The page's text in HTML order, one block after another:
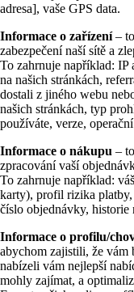
adresa], vaše GPS data.
Informace o zařízení–
zabezpečení naší sítě a
To zahrnuje například: IP
na našich stránkách,
dostali z jiného webu
našich stránkách, typ
používáte, verze,
Informace o nákupu –
zpracování vaší
To zahrnuje například:
karty), profil rizika platby,
číslo objednávky, historie
Informace o profilu/
abychom zajistili, že vám
nabízeli vám nejlepší
mohly zajímat, a